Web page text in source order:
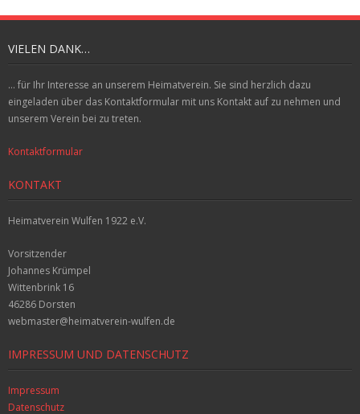
VIELEN DANK…
... für Ihr Interesse an unserem Heimatverein. Sie sind herzlich dazu
eingeladen über das Kontaktformular mit uns Kontakt auf zu nehmen und
unserem Verein bei zu treten.
Kontaktformular
KONTAKT
Heimatverein Wulfen 1922 e.V.
Vorsitzender
Johannes Krümpel
Wittenbrink 16
46286 Dorsten
webmaster@heimatverein-wulfen.de
IMPRESSUM UND DATENSCHUTZ
Impressum
Datenschutz